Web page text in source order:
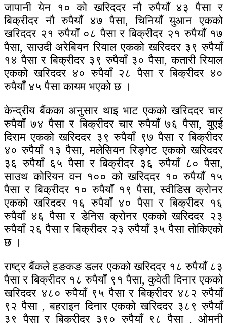
जापानी येन १० को खरिददर नौ रुपैयाँ ४३ पैसा र
बिक्रीदर नौ रुपैयाँ ४७ पैसा, चिनियाँ युआन एकको
खरिददर २१ रुपैयाँ ०८ पैसा र बिक्रीदर २१ रुपैयाँ १७
पैसा, साउदी अरेबियन रियाल एकको खरिददर ३९ रुपैयाँ
१४ पैसा र बिक्रीदर ३९ रुपैयाँ ३० पैसा, कतारी रियाल
एकको खरिददर ४० रुपैयाँ २८ पैसा र बिक्रीदर ४०
रुपैयाँ ४५ पैसा कायम भएको छ ।
केन्द्रीय बैंकका अनुसार थाइ भाट एकको खरिददर चार
रुपैयाँ ७४ पैसा र बिक्रीदर चार रुपैयाँ ७६ पैसा, युएई
दिराम एकको खरिददर ३९ रुपैयाँ ९७ पैसा र बिक्रीदर
४० रुपैयाँ १३ पैसा, मलेसियन रिङ्गेट एकको खरिददर
३६ रुपैयाँ ६५ पैसा र बिक्रीदर ३६ रुपैयाँ ८० पैसा,
साउथ कोरियन वन १०० को खरिददर १० रुपैयाँ १५
पैसा र बिक्रीदर १० रुपैयाँ १९ पैसा, स्वीडिस क्रोनर
एकको खरिददर १६ रुपैयाँ ४० पैसा र बिक्रीदर १६
रुपैयाँ ४६ पैसा र डेनिस क्रोनर एकको खरिददर २३
रुपैयाँ २६ पैसा र बिक्रीदर २३ रुपैयाँ ३५ पैसा तोकिएको
छ ।
राष्ट्र बैंकले हङकङ डलर एकको खरिददर १८ रुपैयाँ ८३
पैसा र बिक्रीदर १८ रुपैयाँ ९१ पैसा, कुवेती दिनार एकको
खरिददर ४८० रुपैयाँ ९५ पैसा र बिक्रीदर ४८२ रुपैयाँ
९२ पैसा , बहराइन दिनार एकको खरिददर ३८९ रुपैयाँ
३९ पैसा र बिक्रीदर ३९० रुपैयाँ ९८ पैसा , ओमनी